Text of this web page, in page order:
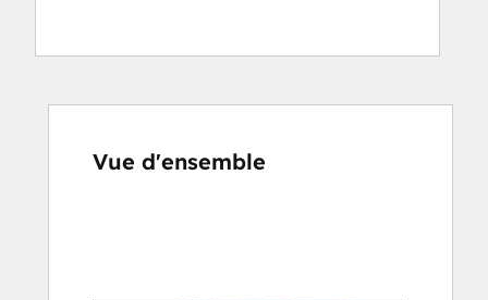
Vue d'ensemble